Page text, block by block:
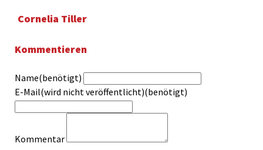
Cornelia Tiller
Kommentieren
Name(benötigt)
E-Mail(wird nicht veröffentlicht)(benötigt)
Kommentar